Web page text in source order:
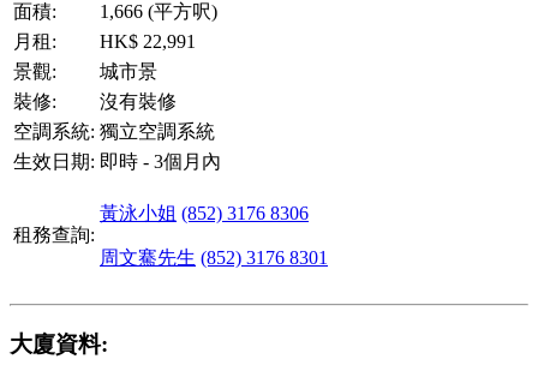
面積:
1,666 (平方呎)
月租:
HK$ 22,991
景觀:
城市景
裝修:
沒有裝修
空調系統: 獨立空調系統
生效日期: 即時 - 3個月內
租務查詢:
黃泳小姐 (852) 3176 8306
周文騫先生 (852) 3176 8301
大廈資料: